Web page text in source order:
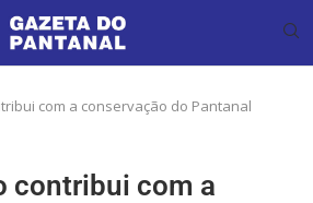
com a conservação do Pantanal
contribui com a